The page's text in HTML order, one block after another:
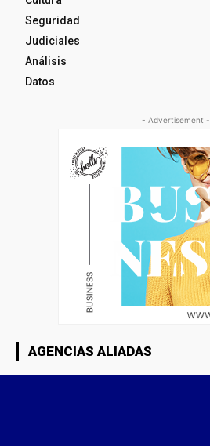
Seguridad
Judiciales
Análisis
Datos
- Advertisement -
AGENCIAS ALIADAS